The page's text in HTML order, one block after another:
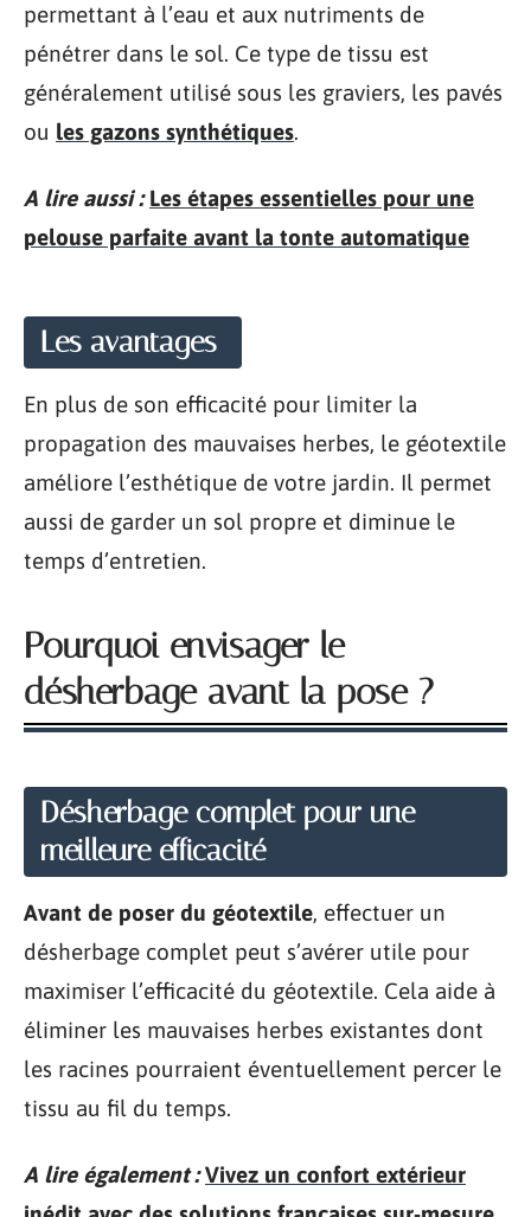
permettant à l’eau et aux nutriments de
pénétrer dans le sol. Ce type de tissu est
généralement utilisé sous les graviers, les pavés
ou les gazons synthétiques.
A lire aussi : Les étapes essentielles pour une
pelouse parfaite avant la tonte automatique
Les avantages
En plus de son efficacité pour limiter la
propagation des mauvaises herbes, le géotextile
améliore l’esthétique de votre jardin. Il permet
aussi de garder un sol propre et diminue le
temps d’entretien.
Pourquoi envisager le
désherbage avant la pose ?
Désherbage complet pour une
meilleure efficacité
Avant de poser du géotextile, effectuer un
désherbage complet peut s’avérer utile pour
maximiser l’efficacité du géotextile. Cela aide à
éliminer les mauvaises herbes existantes dont
les racines pourraient éventuellement percer le
tissu au fil du temps.
A lire également : Vivez un confort extérieur